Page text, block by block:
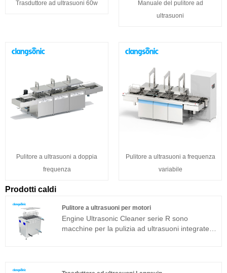
Trasduttore ad ultrasuoni 60w
Manuale del pulitore ad
ultrasuoni
Pulitore a ultrasuoni a doppia
frequenza
Pulitore a ultrasuoni a frequenza
variabile
Prodotti caldi
Pulitore a ultrasuoni per motori
Engine Ultrasonic Cleaner serie R sono
macchine per la pulizia ad ultrasuoni integrate